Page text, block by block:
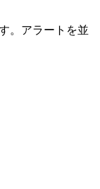
。アラートを並